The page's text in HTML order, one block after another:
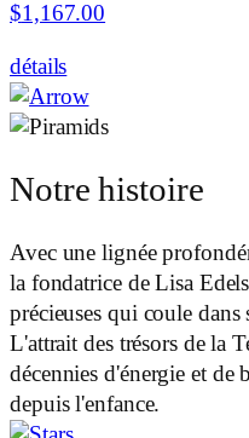
$1,167.00
détails
Notre histoire
Avec une lignée
la fondatrice de Lisa
précieuses qui coule dans
L'attrait des trésors de la
décennies d'énergie et de
depuis l'enfance.